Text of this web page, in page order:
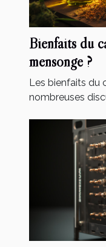
Bienfaits du
mensonge ?
Les bienfaits du
nombreuses